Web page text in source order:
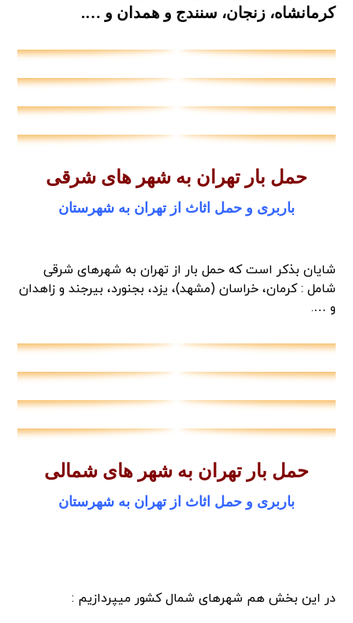
کرمانشاه، زنجان، سنندج و همدان و ….
حمل بار تهران به شهر های شرقی
باربری و حمل اثاث از تهران به شهرستان
شایان بذکر است که حمل بار از تهران به شهرهای شرقی
شامل : کرمان، خراسان (مشهد)، یزد، بجنورد، بیرجند و زاهدان
و ….
حمل بار تهران به شهر های شمالی
باربری و حمل اثاث از تهران به شهرستان
در این بخش هم شهرهای شمال کشور میپردازیم :